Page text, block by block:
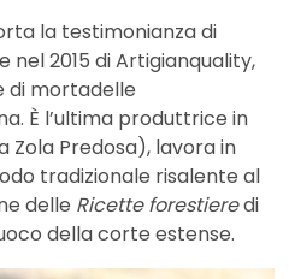
la testimonianza di
nel 2015 di Artigianquality,
di mortadelle
È l’ultima produttrice in
Zola Predosa), lavora in
tradizionale risalente al
delle Ricette forestieredi
della corte estense.